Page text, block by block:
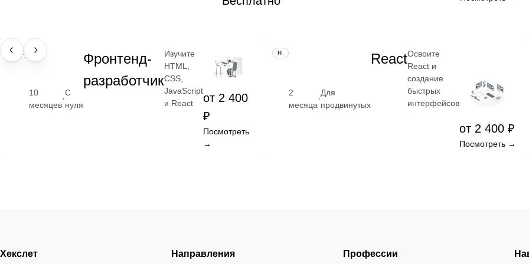
ПРОФЕССИЯ
10
месяцев
·
С
нуля
Фронтенд-
разработчик
Изучите
HTML,
CSS,
JavaScript
и React
от 2 400
₽
Посмотреть
→
НАВЫК
2
месяца
·
Для
продвинутых
ReactОсвоите
React и
создание
быстрых
интерфейсов
от 2 400 ₽
Посмотреть →
Хекслет Направления Профессии